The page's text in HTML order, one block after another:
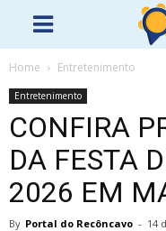
Home Entretenimento
Entretenimento
CONFIRA
DA FESTA
2026 EM
By Portal do Recôncavo - 14